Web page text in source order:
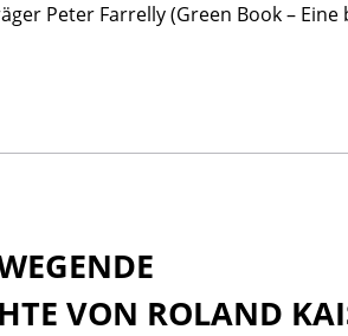
Peter Farrelly (Green Book –
VON ROLAND